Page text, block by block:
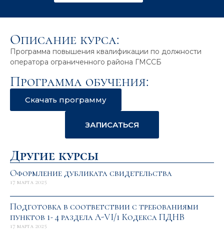
Описание курса:
Программа повышения квалификации по должности
оператора ограниченного района ГМССБ
Программа обучения:
Скачать программу
ЗАПИСАТЬСЯ
Другие курсы
Оформление дубликата свидетельства
17 марта 2025
Подготовка в соответствии с требованиями
пунктов 1- 4 раздела A-VI/1 Кодекса ПДНВ
17 марта 2025